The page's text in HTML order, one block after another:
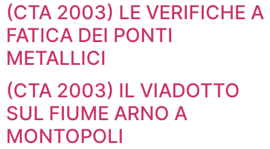
(CTA 2003) LE VERIFICHE A
FATICA DEI PONTI
METALLICI
(CTA 2003) IL VIADOTTO
SUL FIUME ARNO A
MONTOPOLI